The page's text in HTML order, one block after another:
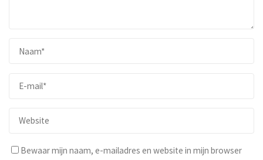
Bewaar mijn naam, e-mailadres en website in mijn browser